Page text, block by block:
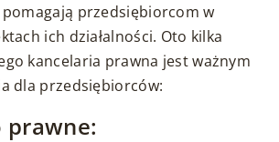
przedsiębiorcom w
ich działalności. Oto kilka
kancelaria prawna jest ważnym
dla przedsiębiorców:
prawne: